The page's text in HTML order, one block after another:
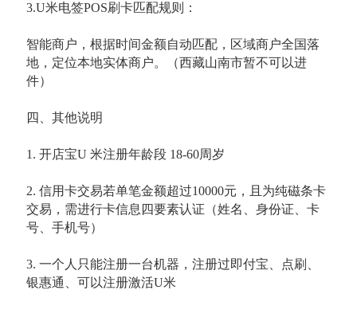
3.U米电签POS刷卡匹配规则：
智能商户，根据时间金额自动匹配，区域商户全国落
地，定位本地实体商户。（西藏山南市暂不可以进
件）
四、其他说明
1. 开店宝U 米注册年龄段 18-60周岁
2. 信用卡交易若单笔金额超过10000元，且为纯磁条卡
交易，需进行卡信息四要素认证（姓名、身份证、卡
号、手机号）
3. 一个人只能注册一台机器，注册过即付宝、点刷、
银惠通、可以注册激活U米